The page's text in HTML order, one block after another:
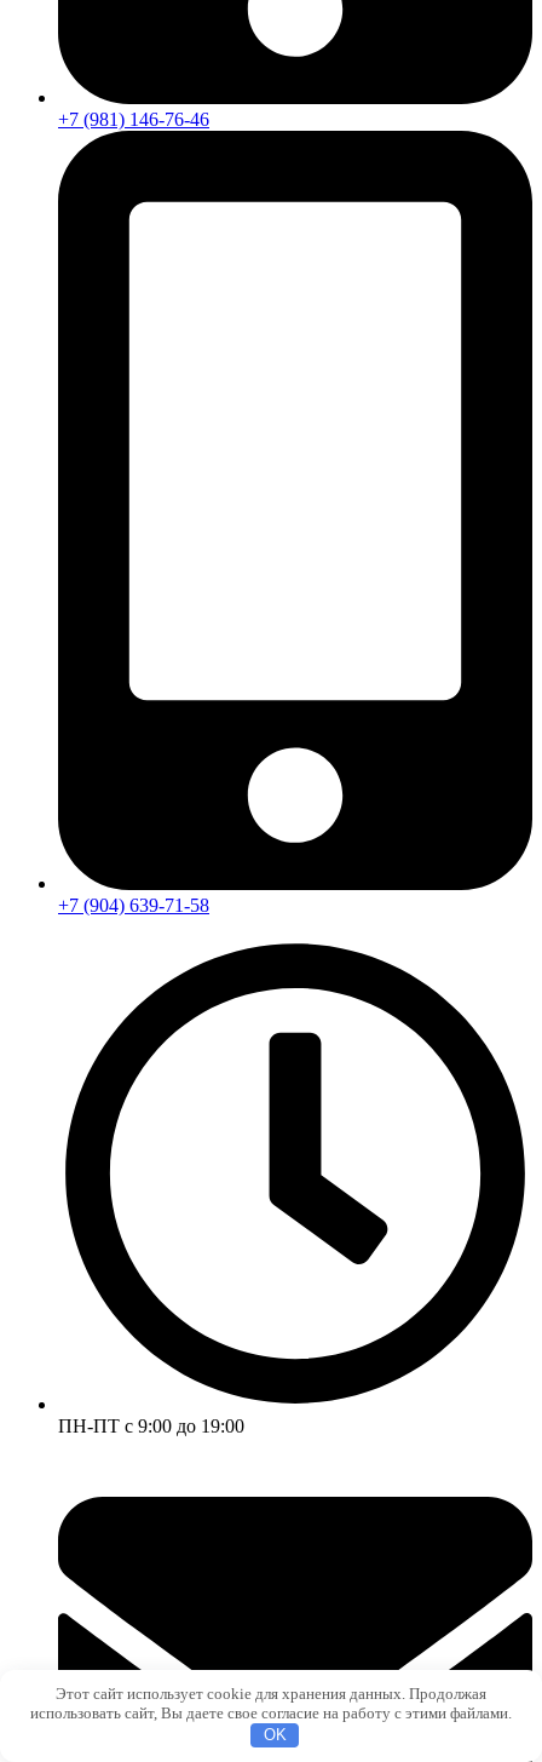
+7 (981) 146-76-46
+7 (904) 639-71-58
ПН-ПТ с 9:00 до 19:00
Этот сайт использует cookie для хранения данных. Продолжая
использовать сайт, Вы даете свое согласие на работу с этими файлами.
OK